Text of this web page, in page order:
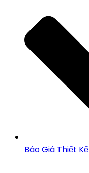
Báo Giá Thiết Kế